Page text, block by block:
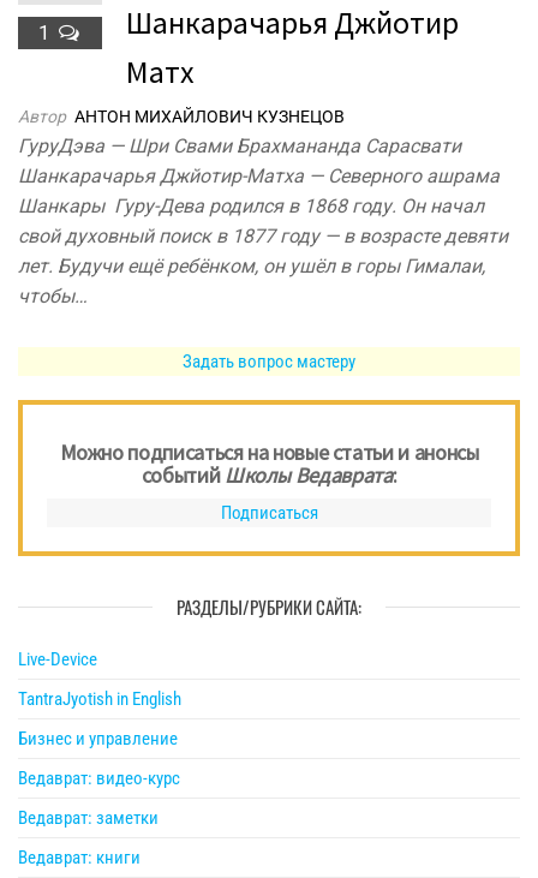
1
Шанкарачарья Джйотир
Матх
Автор АНТОН МИХАЙЛОВИЧ КУЗНЕЦОВ
ГуруДэва — Шри Свами Брахмананда Сарасвати
Шанкарачарья Джйотир-Матха — Северного ашрама
Шанкары Гуру-Дева родился в 1868 году. Он начал
свой духовный поиск в 1877 году — в возрасте девяти
лет. Будучи ещё ребёнком, он ушёл в горы Гималаи,
чтобы…
Задать вопрос мастеру
Можно подписаться на новые статьи и анонсы
событийШколы Ведаврата:
Подписаться
РАЗДЕЛЫ/РУБРИКИ САЙТА:
Live-Device
TantraJyotish in English
Бизнес и управление
Ведаврат: видео-курс
Ведаврат: заметки
Ведаврат: книги